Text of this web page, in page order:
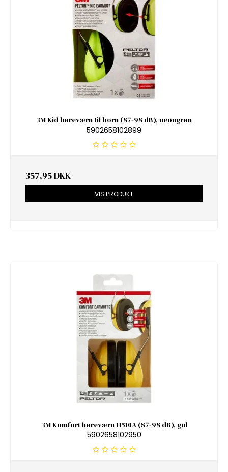
3M Kid høreværn til børn (87-98 dB), neongrøn
5902658102899
357,95 DKK
VIS PRODUKT
3M Komfort høreværn H510A (87-98 dB), gul
5902658102950